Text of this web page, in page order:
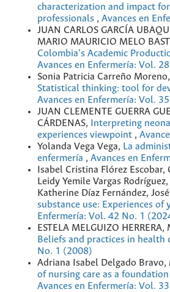
characterization and impact
professionals , Avances en
JUAN CARLOS GARCÍA
MARIO MAURICIO MELO
Colombia’s Academic
Avances en Enfermería: Vol.
Sonia Patricia Carreño
Statistical thinking: tool for
Avances en Enfermería: Vol.
JUAN CLEMENTE GUERRA
CÁRDENAS,
Interpreting
experiences viewpoint ,
Yolanda Vega Vega, La
enfermería , Avances en
Isabel Cristina Flórez
Leidy Yemile Vargas
Katherine Díaz Fernández,
substance use: Experiences
Enfermería: Vol. 42 No. 1
ESTELA MELGUIZO
Beliefs and practices in health
No. 1 (2008)
Adriana Isabel Delgado
of nursing care as a
Avances en Enfermería: Vol.